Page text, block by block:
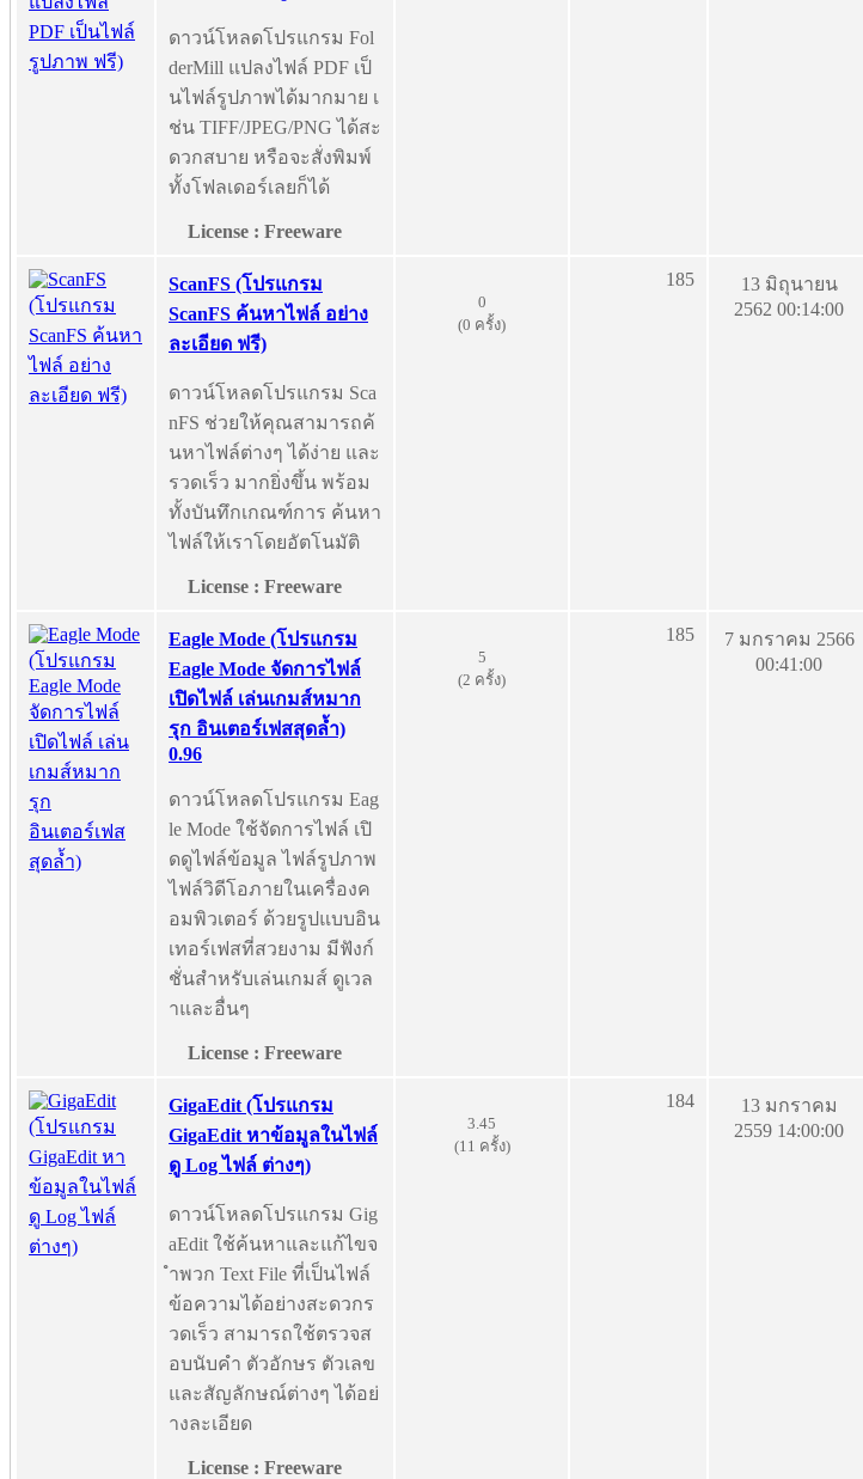
ดาวน์โหลดโปรแกรม Fol
derMill แปลงไฟล์ PDF เป็
นไฟล์รูปภาพได้มากมาย เ
ช่น TIFF/JPEG/PNG ได้สะ
ดวกสบาย หรือจะสั่งพิมพ์
ทั้งโฟลเดอร์เลยก็ได้
License : Freeware
ScanFS (โปรแกรม
ScanFS ค้นหาไฟล์ อย่าง
ละเอียด ฟรี)
ดาวน์โหลดโปรแกรม Sca
nFS ช่วยให้คุณสามารถค้
นหาไฟล์ต่างๆ ได้ง่าย และ
รวดเร็ว มากยิ่งขึ้น พร้อม
ทั้งบันทึกเกณฑ์การ ค้นหา
ไฟล์ให้เราโดยอัตโนมัติ
License : Freeware
0
(0 ครั้ง)
185
13 มิถุนายน
2562 00:14:00
Eagle Mode (โปรแกรม
Eagle Mode จัดการไฟล์
เปิดไฟล์ เล่นเกมส์หมาก
รุก อินเตอร์เฟสสุดล้ำ)
0.96
ดาวน์โหลดโปรแกรม Eag
le Mode ใช้จัดการไฟล์ เปิ
ดดูไฟล์ข้อมูล ไฟล์รูปภาพ
ไฟล์วิดีโอภายในเครื่องค
อมพิวเตอร์ ด้วยรูปแบบอิน
เทอร์เฟสที่สวยงาม มีฟังก์
ชั่นสำหรับเล่นเกมส์ ดูเวล
าและอื่นๆ
License : Freeware
5
(2 ครั้ง)
185
7 มกราคม 2566
00:41:00
GigaEdit (โปรแกรม
GigaEdit หาข้อมูลในไฟล์
ดู Log ไฟล์ ต่างๆ)
ดาวน์โหลดโปรแกรม Gig
aEdit ใช้ค้นหาและแก้ไขจ
ำพวก Text File ที่เป็นไฟล์
ข้อความได้อย่างสะดวกร
วดเร็ว สามารถใช้ตรวจส
อบนับคำ ตัวอักษร ตัวเลข
และสัญลักษณ์ต่างๆ ได้อย่
างละเอียด
License : Freeware
3.45
(11 ครั้ง)
184
13 มกราคม
2559 14:00:00